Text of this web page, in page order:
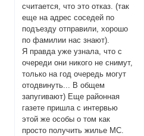
считается, что это отказ. (так
еще на адрес соседей по
подъезду отправили, хорошо
по фамилии нас знают).
Я правда уже узнала, что с
очереди они никого не снимут,
только на год очередь могут
отодвинуть... В общем
запугивают) Еще районная
газете пришла с интервью
этой же особы о том как
просто получить жилье МС.